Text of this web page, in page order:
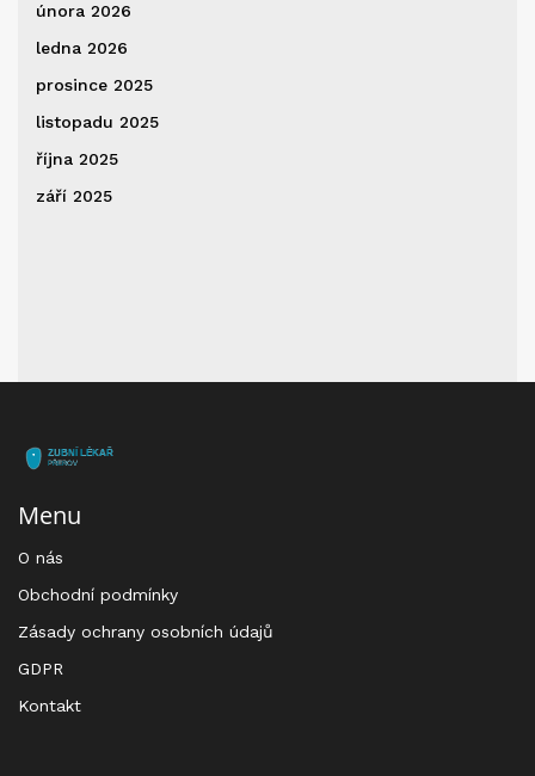
února 2026
ledna 2026
prosince 2025
listopadu 2025
října 2025
září 2025
Menu
O nás
Obchodní podmínky
Zásady ochrany osobních údajů
GDPR
Kontakt